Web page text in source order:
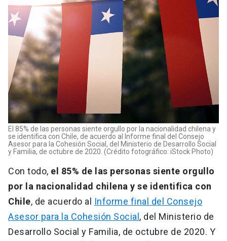
El 85% de las personas siente orgullo por la nacionalidad chilena y
se identifica con Chile, de acuerdo al Informe final del Consejo
Asesor para la Cohesión Social, del Ministerio de Desarrollo Social
y Familia, de octubre de 2020. (Crédito fotográfico: iStock Photo)
Con todo, el 85% de las personas siente orgullo
por la nacionalidad chilena y se identifica con
Chile, de acuerdo al Informe final del Consejo
Asesor para la Cohesión Social , del Ministerio de
Desarrollo Social y Familia, de octubre de 2020. Y